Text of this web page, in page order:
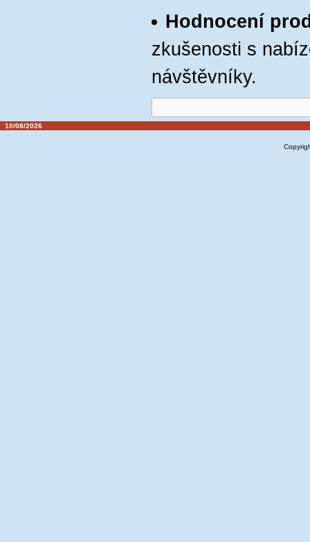
Hodnocení
zkušenosti s
návštěvníky.
10/08/2026